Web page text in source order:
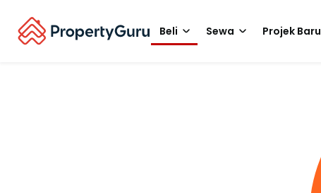
Beli Sewa Projek Baru